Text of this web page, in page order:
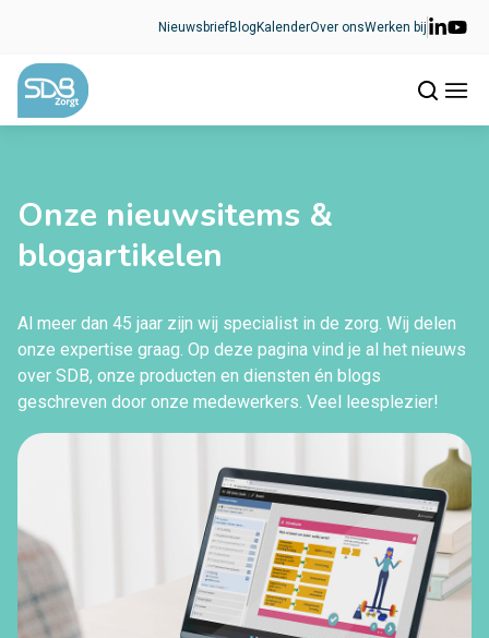
NieuwsbriefBlog KalenderOver onsWerken bij
Onze nieuwsitems &
blogartikelen
Al meer dan 45 jaar zijn wij specialist in de zorg. Wij delen
onze expertise graag. Op deze pagina vind je al het nieuws
over SDB, onze producten en diensten én blogs
geschreven door onze medewerkers. Veel leesplezier!